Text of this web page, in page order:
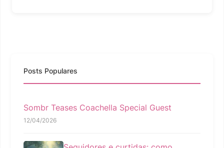
Posts Populares
Sombr Teases Coachella Special Guest
12/04/2026